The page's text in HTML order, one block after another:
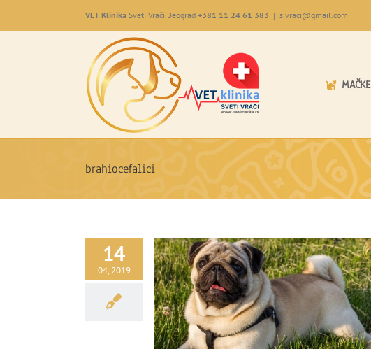
content
VET Klinika Sveti Vrači Beograd +381 11 24 61 383 | s.vraci@gmail.com
MAČKE
brahiocefalici
14
04, 2019